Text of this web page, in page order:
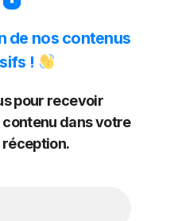
de nos contenus
!
pour recevoir
dans votre
réception.